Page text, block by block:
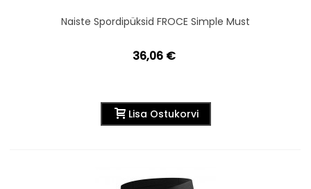
Naiste Spordipüksid FROCE Simple Must
36,06 €
Lisa Ostukorvi